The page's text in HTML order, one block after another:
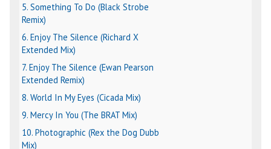
5. Something To Do (Black Strobe
Remix)
6. Enjoy The Silence (Richard X
Extended Mix)
7. Enjoy The Silence (Ewan Pearson
Extended Remix)
8. World In My Eyes (Cicada Mix)
9. Mercy In You (The BRAT Mix)
10. Photographic (Rex the Dog Dubb
Mix)